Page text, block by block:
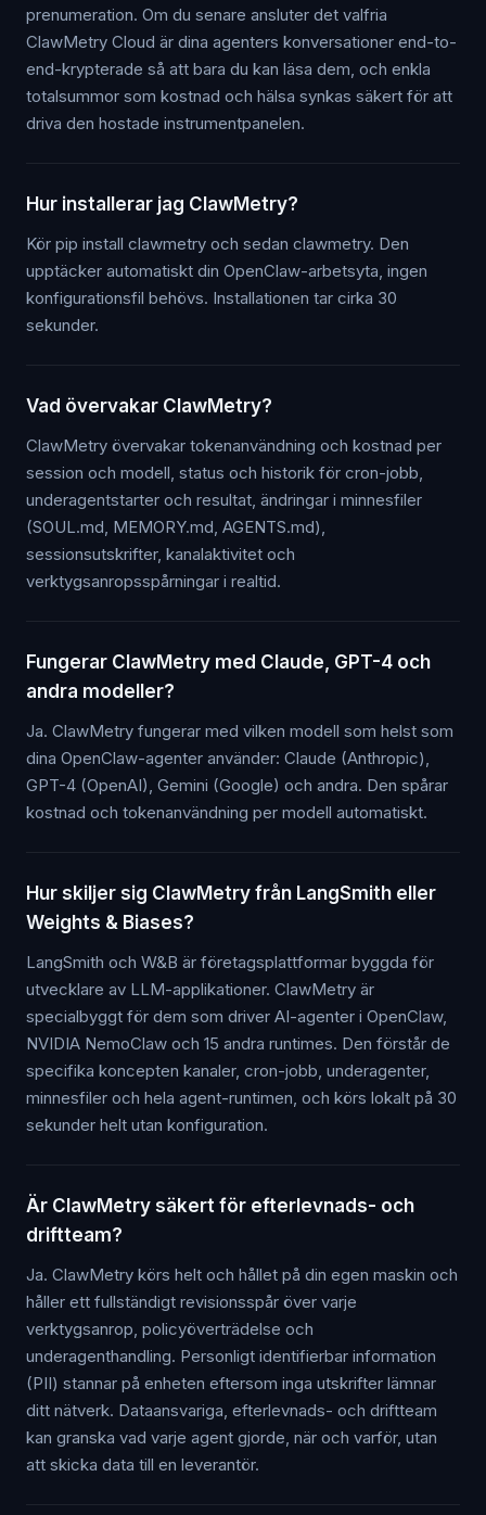
prenumeration. Om du senare ansluter det valfria
ClawMetry Cloud är dina agenters konversationer end-to-
end-krypterade så att bara du kan läsa dem, och enkla
totalsummor som kostnad och hälsa synkas säkert för att
driva den hostade instrumentpanelen.
Hur installerar jag ClawMetry?
Kör pip install clawmetry och sedan clawmetry. Den
upptäcker automatiskt din OpenClaw-arbetsyta, ingen
konfigurationsfil behövs. Installationen tar cirka 30
sekunder.
Vad övervakar ClawMetry?
ClawMetry övervakar tokenanvändning och kostnad per
session och modell, status och historik för cron-jobb,
underagentstarter och resultat, ändringar i minnesfiler
(SOUL.md, MEMORY.md, AGENTS.md),
sessionsutskrifter, kanalaktivitet och
verktygsanropsspårningar i realtid.
Fungerar ClawMetry med Claude, GPT-4 och
andra modeller?
Ja. ClawMetry fungerar med vilken modell som helst som
dina OpenClaw-agenter använder: Claude (Anthropic),
GPT-4 (OpenAI), Gemini (Google) och andra. Den spårar
kostnad och tokenanvändning per modell automatiskt.
Hur skiljer sig ClawMetry från LangSmith eller
Weights & Biases?
LangSmith och W&B är företagsplattformar byggda för
utvecklare av LLM-applikationer. ClawMetry är
specialbyggt för dem som driver AI-agenter i OpenClaw,
NVIDIA NemoClaw och 15 andra runtimes. Den förstår de
specifika koncepten kanaler, cron-jobb, underagenter,
minnesfiler och hela agent-runtimen, och körs lokalt på 30
sekunder helt utan konfiguration.
Är ClawMetry säkert för efterlevnads- och
driftteam?
Ja. ClawMetry körs helt och hållet på din egen maskin och
håller ett fullständigt revisionsspår över varje
verktygsanrop, policyöverträdelse och
underagenthandling. Personligt identifierbar information
(PII) stannar på enheten eftersom inga utskrifter lämnar
ditt nätverk. Dataansvariga, efterlevnads- och driftteam
kan granska vad varje agent gjorde, när och varför, utan
att skicka data till en leverantör.